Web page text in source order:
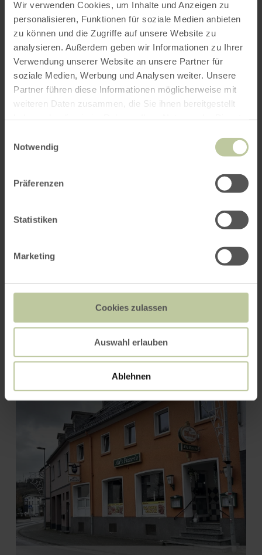
Wir verwenden Cookies, um Inhalte und Anzeigen zu
personalisieren, Funktionen für soziale Medien anbieten
zu können und die Zugriffe auf unsere Website zu
analysieren. Außerdem geben wir Informationen zu Ihrer
Verwendung unserer Website an unsere Partner für
soziale Medien, Werbung und Analysen weiter. Unsere
Partner führen diese Informationen möglicherweise mit
weiteren Daten zusammen, die Sie ihnen bereitgestellt
Notwendig
Präferenzen
Statistiken
Marketing
Cookies zulassen
Auswahl erlauben
Ablehnen
ROUTE PLANEN
Das könnte Sie auch
interessieren
Café-Restaurant "Vier
Jahreszeiten"